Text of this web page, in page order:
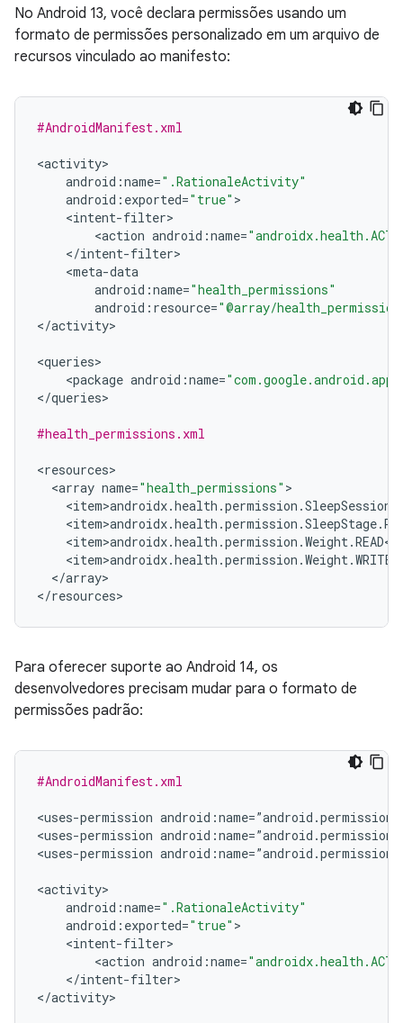
No Android 13, você declara permissões usando um
formato de permissões personalizado em um arquivo de
recursos vinculado ao manifesto:
#AndroidManifest.xml
<activity
android :name=".RationaleActivity"
android : exported="true"
<intent-filter
<action android :name=
</intent-filter
<meta-data
android :name="health_permissions"
android : resource="@array/
</activity>
<queries
<package android :name=
</queries>
#health_permissions.xml
<resources
<array name="health_permissions"
<item>androidx.health .permission .SleepSession
<item>androidx.health .permission .SleepStage.
<item>androidx.health .permission .Weight .READ<
<item>androidx.health .permission .Weight .WRITE
</array>
</resources
Para oferecer suporte ao Android 14, os
desenvolvedores precisam mudar para o formato de
permissões padrão:
#AndroidManifest.xml
<uses-permission android :name=”android .permission
<uses-permission android :name=”android .permission
<uses-permission android :name=”android .permission
<activity
android :name=".RationaleActivity"
android : exported="true"
<intent-filter
<action android :name=
</intent-filter>
</activity>